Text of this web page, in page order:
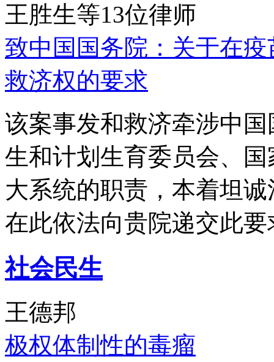
王胜生等13位律师
致中国国务院：关于在
救济权的要求
该案事发和救济牵涉中
生和计划生育委员会、
大系统的职责，本着坦
在此依法向贵院递交此要
社会民生
王德邦
极权体制性的毒瘤